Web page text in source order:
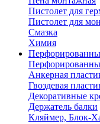
Пистолет для
Пистолет для
Смазка
Химия
Анкерная
Гвоздевая
Декоративные
Держатель балки
Кляймер, Блок-